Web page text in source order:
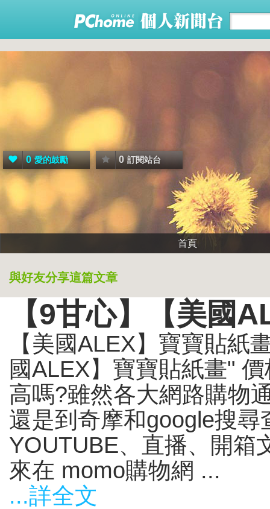
0 愛的鼓勵 0 訂閱站台
首頁
與好友分享這篇文章
【9甘心】【美國
【美國ALEX】寶寶貼紙
國ALEX】寶寶貼紙畫"
高嗎?雖然各大網路購物
還是到奇摩和google搜
YOUTUBE、直播、開箱
來在 momo購物網 ...
...詳全文